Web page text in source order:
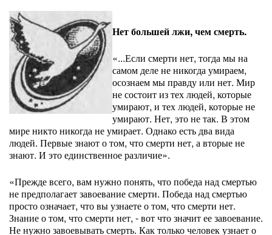
Нет большей лжи, чем смерть.
«...Если смерти нет, тогда мы на
самом деле не никогда умираем,
осознаем мы правду или нет. Мир
не состоит из тех людей, которые
умирают, и тех людей, которые не
умирают. Нет, это не так. В этом
мире никто никогда не умирает. Однако есть два вида
людей. Первые знают о том, что смерти нет, а вторые не
знают. И это единственное различие».
«Прежде всего, вам нужно понять, что победа над смертью
не предполагает завоевание смерти. Победа над смертью
просто означает, что вы узнаете о том, что смерти нет.
Знание о том, что смерти нет, - вот что значит ее завоевание.
Не нужно завоевывать смерть. Как только человек узнает о